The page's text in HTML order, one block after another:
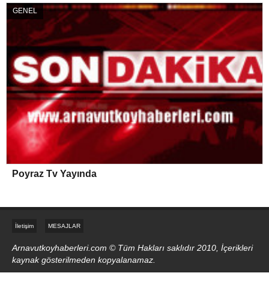
GENEL
Poyraz Tv Yayında
İletişim MESAJLAR
Arnavutkoyhaberleri.com © Tüm Hakları saklıdır 2010, İçerikleri
kaynak gösterilmeden kopyalanamaz.